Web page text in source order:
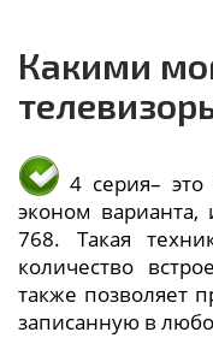
Какими
4 серия–
эконом
768. Такая
количество
также позволяет
записанную в